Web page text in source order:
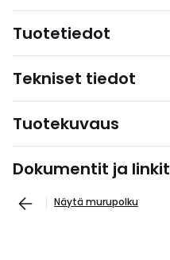
Tuotetiedot
Tekniset tiedot
Tuotekuvaus
Dokumentit ja linkit
Näytä murupolku